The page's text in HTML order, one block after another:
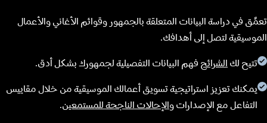
تعمَّق في دراسة البيانات المتعلقة بالجمهور وقوائم الأغاني والأعمال
الموسيقية لتصل إلى أهدافك.
تتيح لك الشرائح فهم البيانات التفصيلية لجمهورك بشكل أدق.
يمكنك تعزيز استراتيجية تسويق أعمالك الموسيقية من خلال مقاييس
التفاعل مع الإصدارات والإحالات الناجحة للمستمعين.